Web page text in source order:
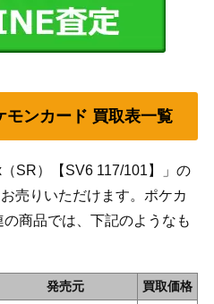
モンカード 買取表一覧
SR）【SV6 117/101】」の
売りいただけます。ポケカ
商品では、下記のようなも
発売元
買取価格